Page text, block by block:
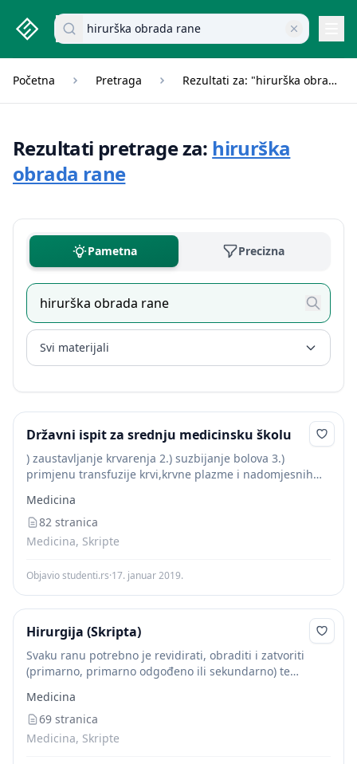
studenti.rs home page
Pretraži dokumente
Početna Pretraga Rezultati za: "hirurška obrada rane"
Rezultati pretrage za: hirurška
obrada rane
Pametna Precizna
Svi materijali
Državni ispit za srednju medicinsku školu
) zaustavljanje krvarenja 2.) suzbijanje bolova 3.)
primjenu transfuzije krvi,krvne plazme i nadomjesnih
sredstava 5.) visokokaloričnu prehranu bogatu
vitaminima Lokalno liječenje Kod otvorenih ozljeda...
Medicina
82 stranica
Medicina, Skripte
Objavio studenti.rs·17. januar 2019.
Hirurgija (Skripta)
Svaku ranu potrebno je revidirati, obraditi i zatvoriti
(primarno, primarno odgođeno ili sekundarno) te
kirurškoj obradi
rane i spriječiti...
Medicina
69 stranica
Medicina, Skripte